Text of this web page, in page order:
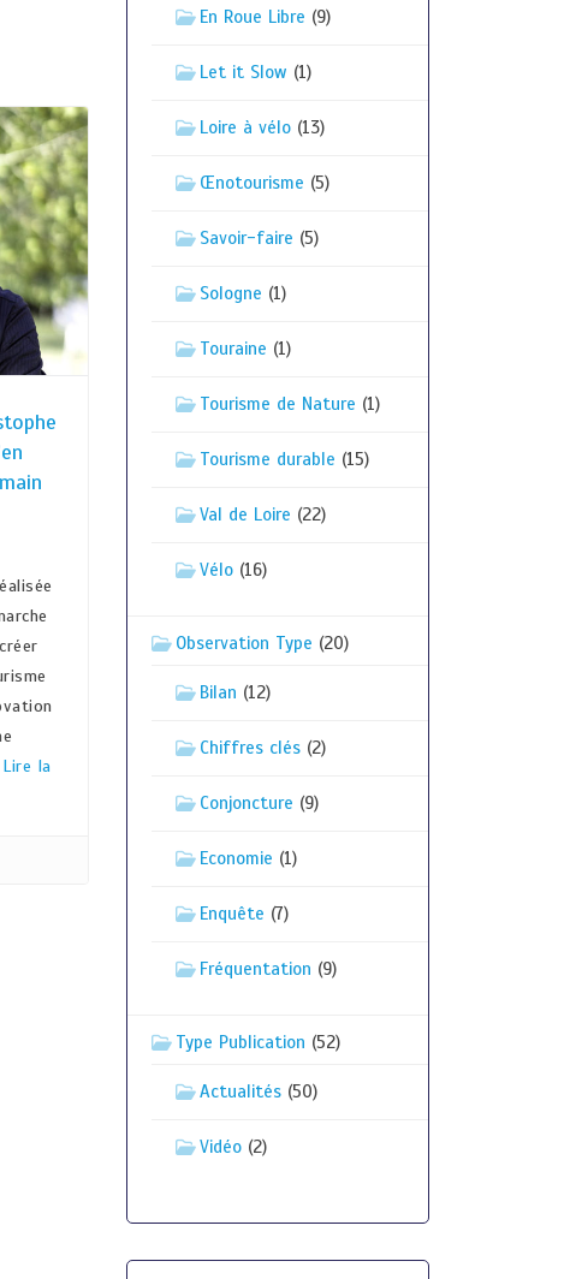
Lire la
En Roue Libre (9)
Let it Slow (1)
Loire à vélo(13)
Œnotourisme (5)
Savoir-faire (5)
Sologne (1)
Touraine (1)
Tourisme de Nature (1)
Tourisme durable (15)
Val de Loire (22)
Vélo(16)
Observation Type (20)
Bilan (12)
Chiffres clés(2)
Conjoncture (9)
Economie (1)
Enquête (7)
Fréquentation (9)
Type Publication (52)
Actualités(50)
Vidéo(2)